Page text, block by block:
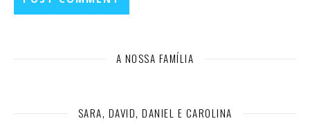
A NOSSA FAMÍLIA
SARA, DAVID, DANIEL E CAROLINA